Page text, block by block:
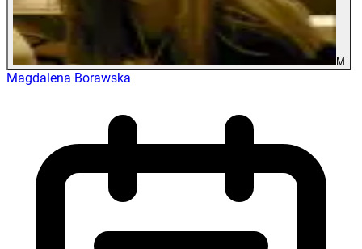
M
Magdalena Borawska